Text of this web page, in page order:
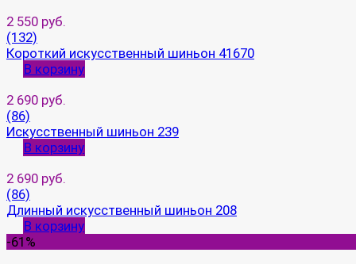
2 550 руб.
(132)
Короткий искусственный шиньон 41670
В корзину
2 690 руб.
(86)
Искусственный шиньон 239
В корзину
2 690 руб.
(86)
Длинный искусственный шиньон 208
В корзину
-61%